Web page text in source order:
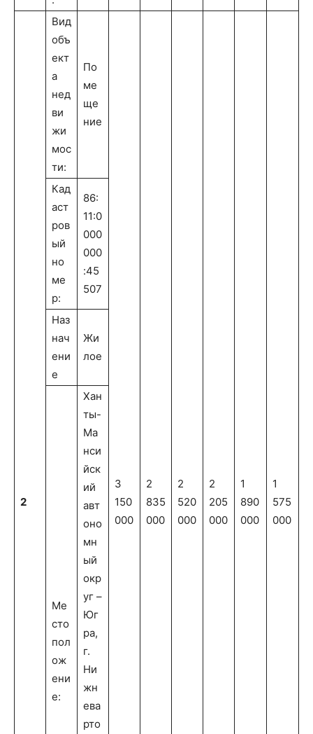
2
Вид
объ
ект
а
нед
ви
жи
мос
ти:
По
ме
ще
ние
3
150
000
2
835
000
2
520
000
2
205
000
1
890
000
1
575
000
Кад
аст
ров
ый
но
ме
р:
86:
11:0
000
000
:45
507
Наз
нач
ени
е
Жи
лое
Ме
сто
пол
ож
ени
е:
Хан
ты-
Ма
нси
йск
ий
авт
оно
мн
ый
окр
уг –
Юг
ра,
г.
Ни
жн
ева
рто